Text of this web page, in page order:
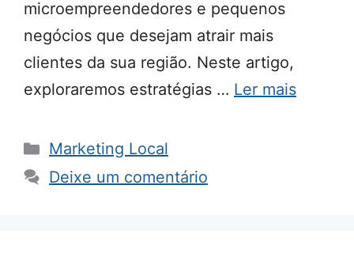
microempreendedores e pequenos
negócios que desejam atrair mais
clientes da sua região. Neste artigo,
exploraremos estratégias … Ler mais
Categorias
Marketing Local
Deixe um comentário